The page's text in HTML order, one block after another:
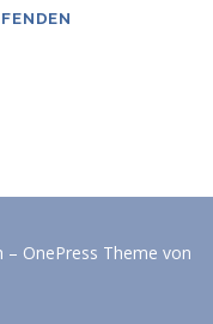
– OnePress Theme von